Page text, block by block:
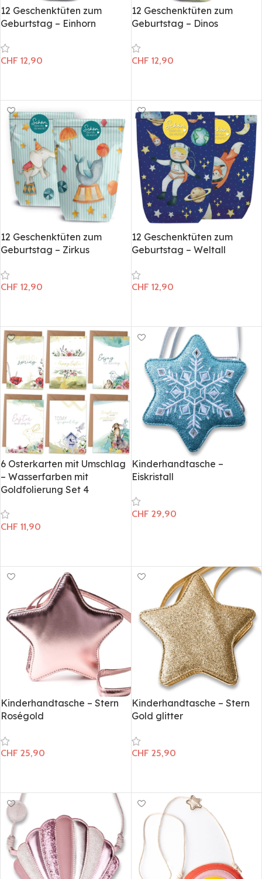
12 Geschenktüten zum
Geburtstag – Einhorn
CHF 12,90
12 Geschenktüten zum
Geburtstag – Dinos
CHF 12,90
12 Geschenktüten zum
Geburtstag – Zirkus
CHF 12,90
12 Geschenktüten zum
Geburtstag – Weltall
CHF 12,90
6 Osterkarten mit Umschlag
– Wasserfarben mit
Goldfolierung Set 4
CHF 11,90
Kinderhandtasche –
Eiskristall
CHF 29,90
Kinderhandtasche – Stern
Roségold
CHF 25,90
Kinderhandtasche – Stern
Gold glitter
CHF 25,90